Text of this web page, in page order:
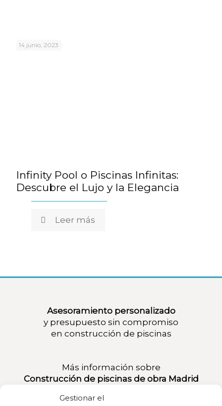
Gestionar el
14 junio, 2023
Infinity Pool o Piscinas Infinitas:
Descubre el Lujo y la Elegancia
Leer más
Asesoramiento personalizado
y presupuesto sin compromiso
en construcción de piscinas
Más información sobre
Construcción de piscinas de obra Madrid